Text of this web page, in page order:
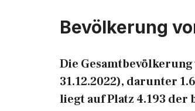
Bevölkerung
Die
31.12.2022), darunter
liegt auf Platz 4.193